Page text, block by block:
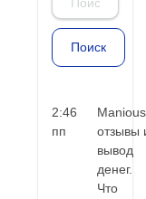
2:46
пп
Manious
отзывы
вывод
денег.
Что